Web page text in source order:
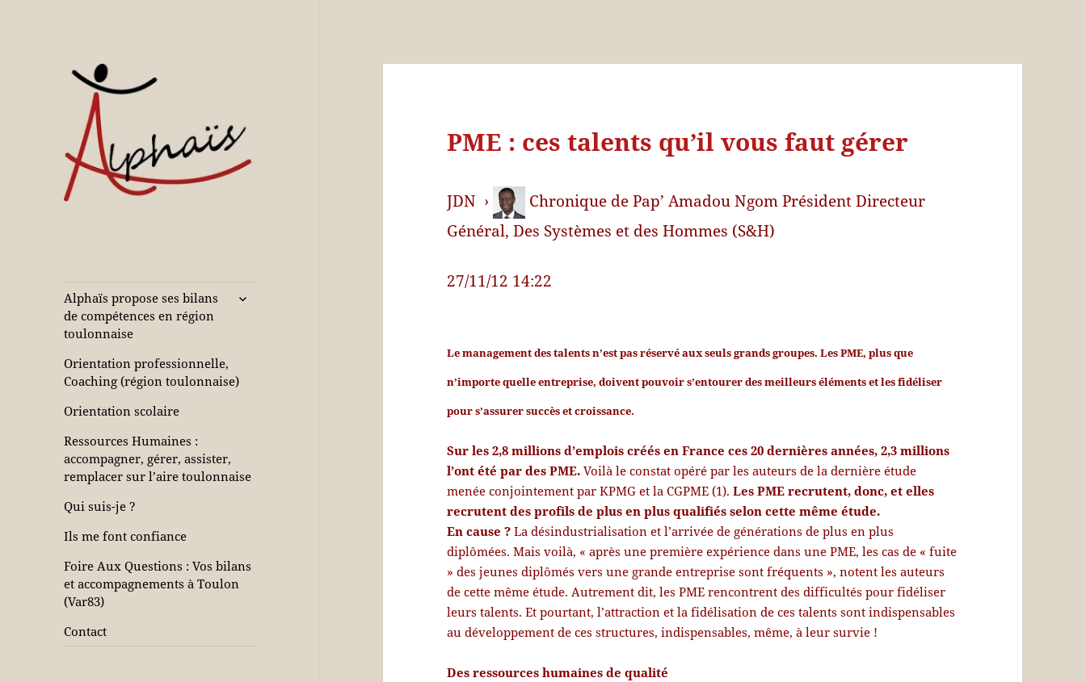
compétences et
orientations
adultes et jeunes
Alphaïs propose ses bilans
de compétences en région
toulonnaise
ouvrir
Orientation professionnelle,
Coaching (région toulonnaise)
Orientation scolaire
Ressources Humaines :
accompagner, gérer, assister,
remplacer sur l’aire toulonnaise
Qui suis-je ?
Ils me font confiance
Foire Aux Questions : Vos bilans
et accompagnements à Toulon
(Var83)
Contact
PME : ces talents qu’il vous faut gérer
JDN › Chronique dePap’ Amadou NgomPrésident Directeur
Général, Des Systèmes et des Hommes (S&H)
27/11/12 14:22
Le management des talents n’est pas réservé aux seuls grands groupes. Les PME, plus que
n’importe quelle entreprise, doivent pouvoir s’entourer des meilleurs éléments et les fidéliser
pour s’assurer succès et croissance.
Sur les 2,8 millions d’emplois créés en France ces 20 dernières années, 2,3 millions
l’ont été par des PME.Voilà le constat opéré par les auteurs de la dernière étude
menée conjointement par KPMG et la CGPME (1).Les PME recrutent, donc, et elles
recrutent des profils de plus en plus qualifiés selon cette même étude.
En cause ? La désindustrialisation et l’arrivée de générations de plus en plus
diplômées. Mais voilà, « après une première expérience dans une PME, les cas de « fuite
» des jeunes diplômés vers une grande entreprise sont fréquents », notent les auteurs
de cette même étude. Autrement dit, les PME rencontrent des difficultés pour fidéliser
leurs talents. Et pourtant, l’attraction et la fidélisation de ces talents sont indispensables
au développement de ces structures, indispensables, même, à leur survie !
Des ressources humaines de qualité